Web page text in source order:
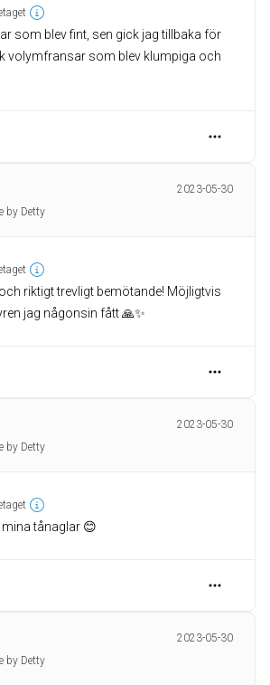
som blev fint, sen gick jag tillbaka för
volymfransar som blev klumpiga och
2023-05-30
by Detty
riktigt trevligt bemötande! Möjligtvis
jag någonsin fått 🙏✨
2023-05-30
by Detty
tånaglar 😊
2023-05-30
by Detty